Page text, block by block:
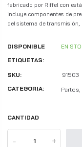
fabricado por Riffel con
incluye componentes de
del sistema de transmisión,
DISPONIBLE EN
ETIQUETAS:
SKU:
91503
CATEGORIA:
CANTIDAD
- +